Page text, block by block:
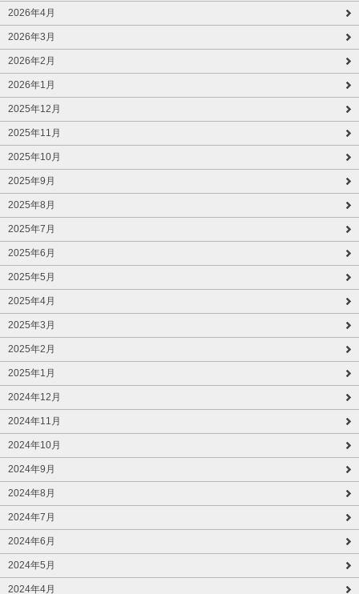
2026年4月
2026年3月
2026年2月
2026年1月
2025年12月
2025年11月
2025年10月
2025年9月
2025年8月
2025年7月
2025年6月
2025年5月
2025年4月
2025年3月
2025年2月
2025年1月
2024年12月
2024年11月
2024年10月
2024年9月
2024年8月
2024年7月
2024年6月
2024年5月
2024年4月